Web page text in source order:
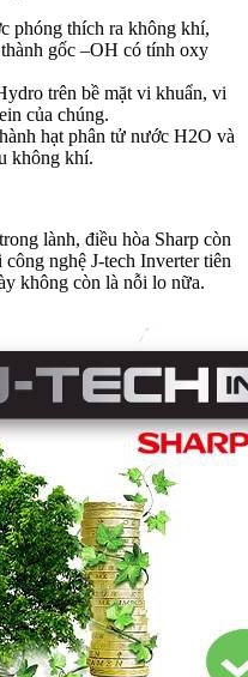
phóng thích ra không khí,
gốc –OH có tính oxy
trên bề mặt vi khuẩn, vi
của chúng.
hạt phân tử nước H2O và
không khí.
lành, điều hòa Sharp còn
nghệ J-tech Inverter tiên
không còn là nỗi lo nữa.